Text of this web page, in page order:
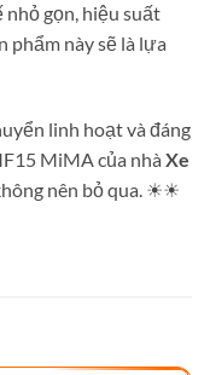
nhỏ gọn, hiệu suất
phẩm này sẽ là lựa
linh hoạt và đáng
MiMA của nhà Xe
nên bỏ qua. ☀☀